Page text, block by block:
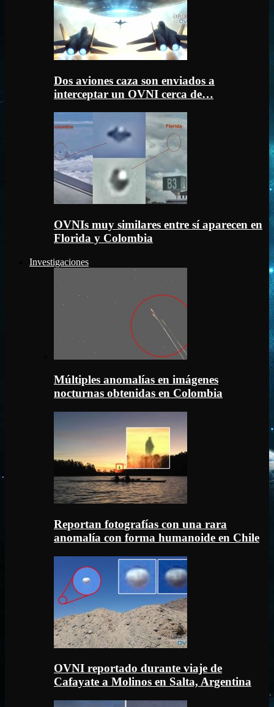
Dos aviones caza son enviados a
interceptar un OVNI cerca de…
OVNIs muy similares entre sí aparecen en
Florida y Colombia
Investigaciones
Múltiples anomalías en imágenes
nocturnas obtenidas en Colombia
Reportan fotografías con una rara
anomalía con forma humanoide en Chile
OVNI reportado durante viaje de
Cafayate a Molinos en Salta, Argentina